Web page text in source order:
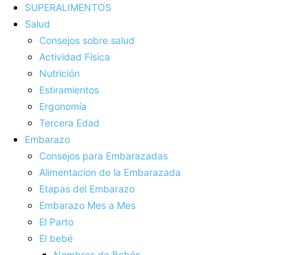
SUPERALIMENTOS
Salud
Consejos sobre salud
Actividad Fí­sica
Nutrición
Estiramientos
Ergonomí­a
Tercera Edad
Embarazo
Consejos para Embarazadas
Alimentacion de la Embarazada
Etapas del Embarazo
Embarazo Mes a Mes
El Parto
El bebé